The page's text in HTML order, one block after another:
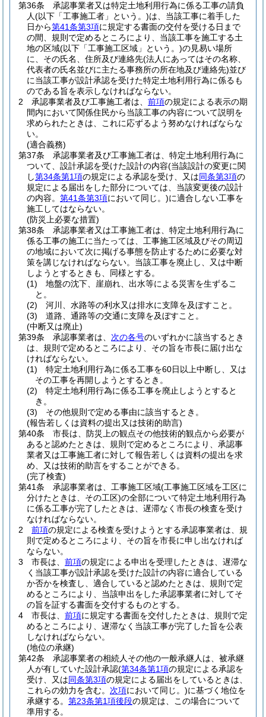
第36条
承認事業者又は特定土地利用行為に係る工事の請負
人(以下「工事施工者」という。)は、当該工事に着手した
日から第41条第3項に規定する書面の交付を受ける日まで
の間、規則で定めるところにより、当該工事を施工する土
地の区域(以下「工事施工区域」という。)の見易い場所
に、その氏名、住所及び連絡先(法人にあってはその名称、
代表者の氏名並びに主たる事務所の所在地及び連絡先)並び
に当該工事が設計承認を受けた特定土地利用行為に係るも
のである旨を表示しなければならない。
2
承認事業者及び工事施工者は、 前項の規定による表示の期
間内において関係住民から当該工事の内容について説明を
求められたときは、これに応ずるよう努めなければならな
い。
(適合義務)
第37条
承認事業者及び工事施工者は、特定土地利用行為に
ついて、設計承認を受けた設計の内容(当該設計の変更に関
し第34条第1項の規定による承認を受け、又は同条第3項の
規定による届出をした部分については、当該変更後の設計
の内容。 第41条第3項において同じ。)に適合しない工事を
施工してはならない。
(防災上必要な措置)
第38条
承認事業者又は工事施工者は、特定土地利用行為に
係る工事の施工に当たっては、工事施工区域及びその周辺
の地域において次に掲げる事態を防止するために必要な対
策を講じなければならない。 当該工事を廃止し、又は中断
しようとするときも、同様とする。
(1)
地盤の沈下、崖崩れ、出水等による災害を生ずるこ
と。
(2)
河川、水路等の利水又は排水に支障を及ぼすこと。
(3)
道路、通路等の交通に支障を及ぼすこと。
(中断又は廃止)
第39条
承認事業者は、 次の各号のいずれかに該当するとき
は、規則で定めるところにより、その旨を市長に届け出な
ければならない。
(1)
特定土地利用行為に係る工事を60日以上中断し、又は
その工事を再開しようとするとき。
(2)
特定土地利用行為に係る工事を廃止しようとすると
き。
(3)
その他規則で定める事由に該当するとき。
(報告若しくは資料の提出又は技術的助言)
第40条
市長は、防災上の観点その他技術的観点から必要が
あると認めたときは、規則で定めるところにより、承認事
業者又は工事施工者に対して報告若しくは資料の提出を求
め、又は技術的助言をすることができる。
(完了検査)
第41条
承認事業者は、工事施工区域(工事施工区域を工区に
分けたときは、その工区)の全部について特定土地利用行為
に係る工事が完了したときは、遅滞なく市長の検査を受け
なければならない。
2
前項の規定による検査を受けようとする承認事業者は、規
則で定めるところにより、その旨を市長に申し出なければ
ならない。
3
市長は、 前項の規定による申出を受理したときは、遅滞な
く当該工事が設計承認を受けた設計の内容に適合している
か否かを検査し、適合していると認めたときは、規則で定
めるところにより、当該申出をした承認事業者に対してそ
の旨を証する書面を交付するものとする。
4
市長は、 前項に規定する書面を交付したときは、規則で定
めるところにより、遅滞なく当該工事が完了した旨を公表
しなければならない。
(地位の承継)
第42条
承認事業者の相続人その他の一般承継人は、被承継
人が有していた設計承認(第34条第1項の規定による承認を
受け、又は同条第3項の規定による届出をしているときは、
これらの効力を含む。 次項において同じ。)に基づく地位を
承継する。 第23条第1項後段の規定は、この場合について
準用する。